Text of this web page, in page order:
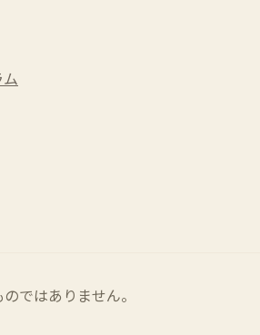
ではありません。